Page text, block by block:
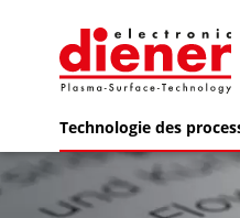
Technologie des